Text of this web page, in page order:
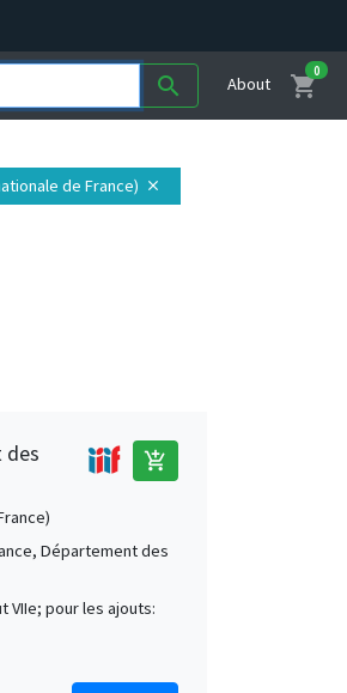
search About shopping_cart
0
de France) close
des
add_shopping_cart
Département des
VIIe; pour les ajouts: